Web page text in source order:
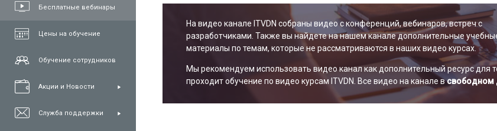
Бесплатные вебинары
Цены на обучение
Обучение сотрудников
Акции и Новости
Служба поддержки
На видео канале ITVDN собраны видео с конференций, вебинаров, встреч с
разработчиками. Также вы найдете на нашем канале дополнительные
материалы по темам, которые не рассматриваются в наших видео курсах.
Мы рекомендуем использовать видео канал как дополнительный ресурс для
проходит обучение по видео курсам ITVDN. Все видео на канале всвободном